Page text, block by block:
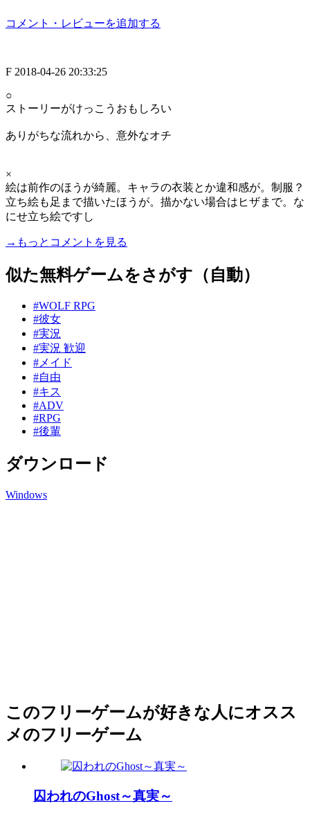
コメント・レビューを追加する
F 2018-04-26 20:33:25
○
ストーリーがけっこうおもしろい
ありがちな流れから、意外なオチ
×
絵は前作のほうが綺麗。キャラの衣装とか違和感が。制服？
立ち絵も足まで描いたほうが。描かない場合はヒザまで。な
にせ立ち絵ですし
→もっとコメントを見る
似た無料ゲームをさがす（自動）
#WOLF RPG
#彼女
#実況
#実況 歓迎
#メイド
#自由
#キス
#ADV
#RPG
#後輩
ダウンロード
Windows
このフリーゲームが好きな人にオスス
メのフリーゲーム
囚われのGhost～真実～